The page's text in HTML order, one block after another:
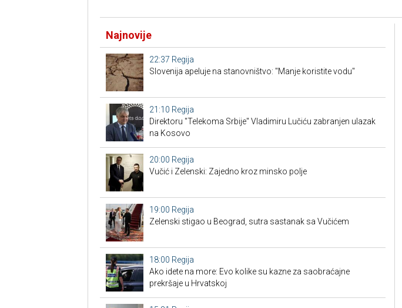
Najnovije
22:37 Regija
Slovenija apeluje na stanovništvo: "Manje koristite vodu"
21:10 Regija
Direktoru "Telekoma Srbije" Vladimiru Lučiću zabranjen ulazak
na Kosovo
20:00 Regija
Vučić i Zelenski: Zajedno kroz minsko polje
19:00 Regija
Zelenski stigao u Beograd, sutra sastanak sa Vučićem
18:00 Regija
Ako idete na more: Evo kolike su kazne za saobraćajne
prekršaje u Hrvatskoj